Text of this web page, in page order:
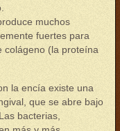
muchos
fuertes para
colágeno (la proteína
la encía existe una
que se abre bajo
bacterias,